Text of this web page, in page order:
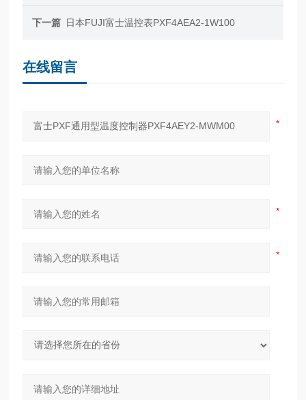
下一篇 日本FUJI富士温控表PXF4AEA2-1W100
在线留言